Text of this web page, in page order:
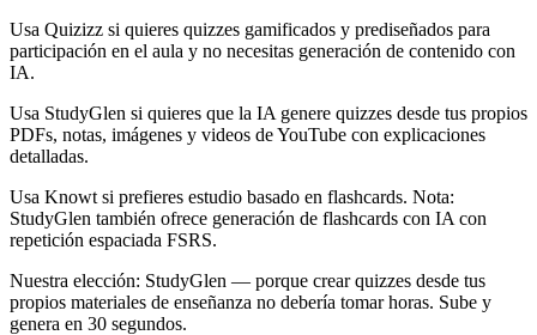
Usa Quizizz si quieres quizzes gamificados y prediseñados para
participación en el aula y no necesitas generación de contenido con
IA.
Usa StudyGlen si quieres que la IA genere quizzes desde tus propios
PDFs, notas, imágenes y videos de YouTube con explicaciones
detalladas.
Usa Knowt si prefieres estudio basado en flashcards. Nota:
StudyGlen también ofrece generación de flashcards con IA con
repetición espaciada FSRS.
Nuestra elección: StudyGlen — porque crear quizzes desde tus
propios materiales de enseñanza no debería tomar horas. Sube y
genera en 30 segundos.